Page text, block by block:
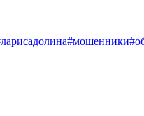
#мошенники